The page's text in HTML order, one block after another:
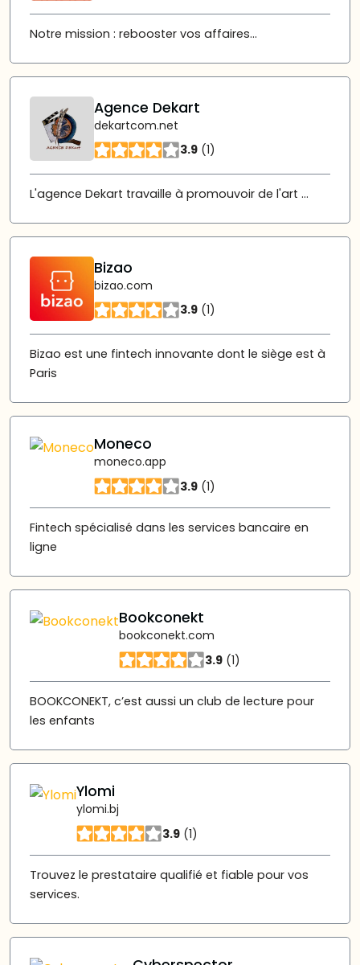
Notre mission : rebooster vos affaires...
Agence Dekart
dekartcom.net
3.9 (1)
L'agence Dekart travaille à promouvoir de l'art ...
Bizao
bizao.com
3.9 (1)
Bizao est une fintech innovante dont le siège est à
Paris
Moneco
moneco.app
3.9 (1)
Fintech spécialisé dans les services bancaire en
ligne
Bookconekt
bookconekt.com
3.9 (1)
BOOKCONEKT, c’est aussi un club de lecture pour
les enfants
Ylomi
ylomi.bj
3.9 (1)
Trouvez le prestataire qualifié et fiable pour vos
services.